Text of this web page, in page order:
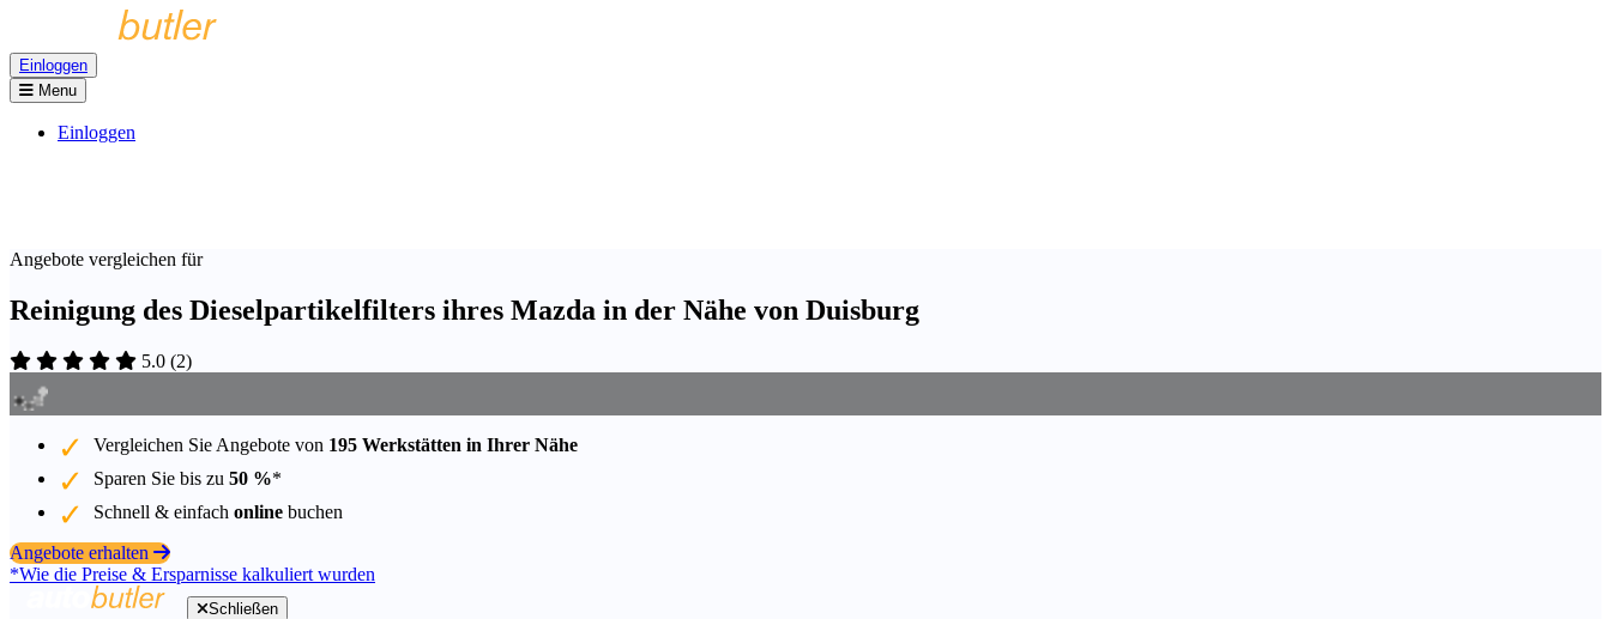
Einloggen
Menu
Einloggen
Angebote vergleichen für
Reinigung des Dieselpartikelfilters ihres Mazda in der Nähe von Duisburg
5.0 (2)
Vergleichen Sie Angebote von 195 Werkstätten in Ihrer Nähe
Sparen Sie bis zu 50 %*
Schnell & einfach online buchen
Angebote erhalten
*Wie die Preise & Ersparnisse kalkuliert wurden
Schließen